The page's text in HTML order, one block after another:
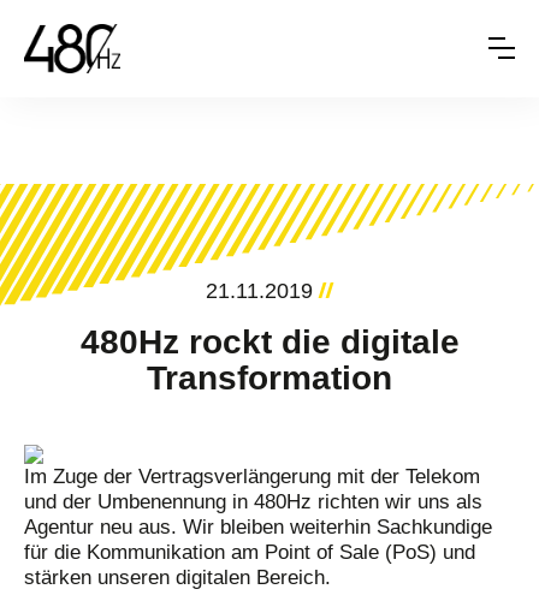
21.11.2019
480Hz rockt die digitale
Transformation
Im Zuge der Vertragsverlängerung mit der Telekom
und der Umbenennung in 480Hz richten wir uns als
Agentur neu aus. Wir bleiben weiterhin Sachkundige
für die Kommunikation am Point of Sale (PoS) und
stärken unseren digitalen Bereich.